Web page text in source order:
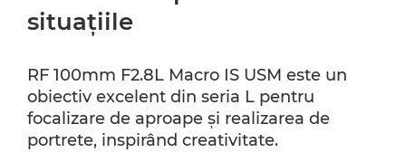
situaţiile
RF 100mm F2.8L Macro IS USM este un
obiectiv excelent din seria L pentru
focalizare de aproape şi realizarea de
portrete, inspirând creativitate.